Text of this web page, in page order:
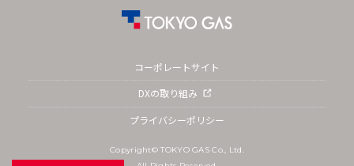
コーポレートサイト
DXの取り組み
プライバシーポリシー
Copyright© TOKYO GAS Co., Ltd.